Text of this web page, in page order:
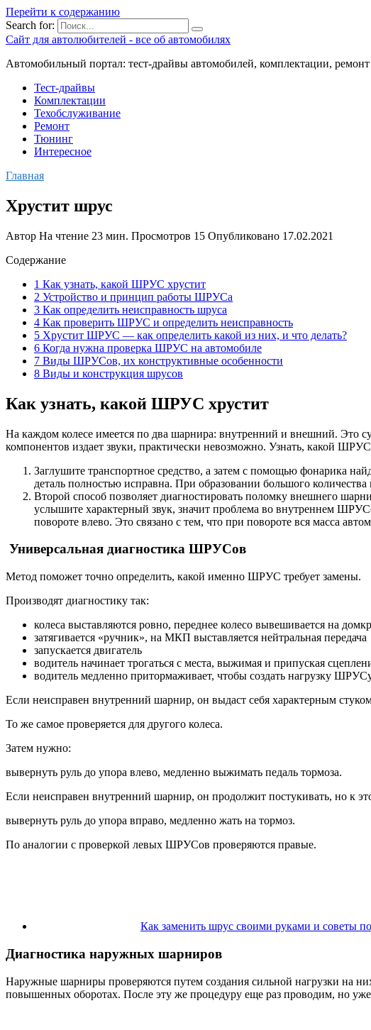
Перейти к содержанию
Search for:
Сайт для автолюбителей - все об автомобилях
Автомобильный портал: тест-драйвы автомобилей, комплектации,
Тест-драйвы
Комплектации
Техобслуживание
Ремонт
Тюнинг
Интересное
Главная
Хрустит шрус
Автор На чтение 23 мин. Просмотров 15 Опубликовано 17.02.2021
Содержание
1 Как узнать, какой ШРУС хрустит
2 Устройство и принцип работы ШРУСа
3 Как определить неисправность шруса
4 Как проверить ШРУС и определить неисправность
5 Хрустит ШРУС — как определить какой из них, и что делать?
6 Когда нужна проверка ШРУС на автомобиле
7 Виды ШРУСов, их конструктивные особенности
8 Виды и конструкция шрусов
Как узнать, какой ШРУС хрустит
На каждом колесе имеется по два шарнира: внутренний и внешний. Это
компонентов издает звуки, практически невозможно. Узнать, какой
Заглушите транспортное средство, а затем с помощью фонарика
деталь полностью исправна. При образовании большого
Второй способ позволяет диагностировать поломку внешнего
услышите характерный звук, значит проблема во внутреннем
повороте влево. Это связано с тем, что при повороте вся масса
Универсальная диагностика ШРУСов
Метод поможет точно определить, какой именно ШРУС требует замены.
Производят диагностику так:
колеса выставляются ровно, переднее колесо вывешивается на
затягивается «ручник», на МКП выставляется нейтральная передача
запускается двигатель
водитель начинает трогаться с места, выжимая и припуская
водитель медленно притормаживает, чтобы создать нагрузку
Если неисправен внутренний шарнир, он выдаст себя характерным
То же самое проверяется для другого колеса.
Затем нужно:
вывернуть руль до упора влево, медленно выжимать педаль тормоза.
Если неисправен внутренний шарнир, он продолжит постукивать, но к
вывернуть руль до упора вправо, медленно жать на тормоз.
По аналогии с проверкой левых ШРУСов проверяются правые.
Как заменить шрус своими руками и советы
Диагностика наружных шарниров
Наружные шарниры проверяются путем создания сильной нагрузки на
повышенных оборотах. После эту же процедуру еще раз проводим, но